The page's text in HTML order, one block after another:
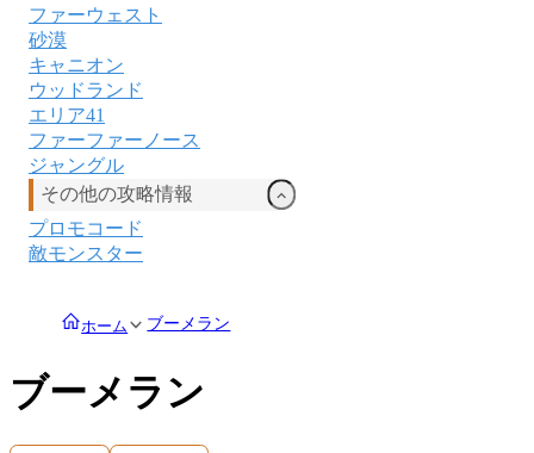
ファーウェスト
砂漠
キャニオン
ウッドランド
エリア41
ファーファーノース
ジャングル
その他の攻略情報
プロモコード
敵モンスター
ホーム ブーメラン
ブーメラン